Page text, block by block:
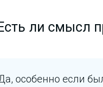
ли смысл
особенно если